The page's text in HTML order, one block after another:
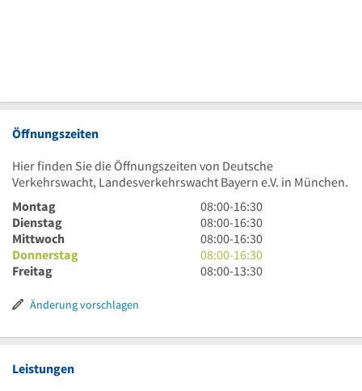
Öffnungszeiten
Hier finden Sie die Öffnungszeiten von Deutsche
Verkehrswacht, Landesverkehrswacht Bayern e.V. in München.
Montag
8
Uhr
bis
16
Uhr
08:00-16:30
Dienstag
8
Uhr
bis
16
08:00-16:30
Mittwoch
8
Uhr
bis
08:00-16:30
Donnerstag
8
Uhr
30
08:00-16:30
Freitag
8
Uhr
08:00-13:30
Änderung vorschlagen
Leistungen